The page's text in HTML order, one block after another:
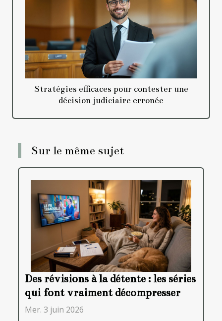
Stratégies efficaces pour contester une
décision judiciaire erronée
Sur le même sujet
Des révisions à la détente : les séries
qui font vraiment décompresser
Mer. 3 juin 2026